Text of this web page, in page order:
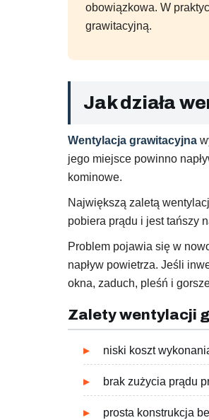
obowiązkowa. W
grawitacyjną.
Jak działa
Wentylacja grawitacyjna
jego miejsce powinno
kominowe.
Największą zaletą
pobiera prądu i jest tańszy
Problem pojawia się w
napływ powietrza. Jeśli
okna, zaduch, pleśń i
Zalety wentylacji
niski koszt
brak zużycia prądu
prosta konstrukcja